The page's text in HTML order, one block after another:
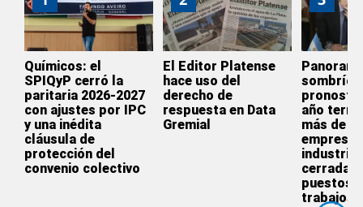
Químicos: el
SPIQyP cerró la
paritaria 2026-2027
con ajustes por IPC
y una inédita
cláusula de
protección del
convenio colectivo
El Editor Platense
hace uso del
derecho de
respuesta en Data
Gremial
sombrío:
año
más de
empresas
cerradas
puestos
trabajos